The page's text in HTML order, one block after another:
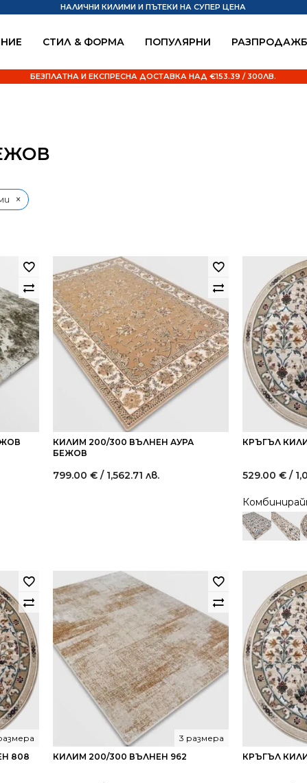
СТИЛ & ФОРМА ПОПУЛЯРНИ
НАЛИЧНИ КИЛИМИ И ПЪТЕКИ НА СУПЕР ЦЕНА
БЕЗПЛАТНА И ЕКСПРЕСНА ДОСТАВКА НАД €153.39 / 300ЛВ.
×
КИЛИМ 200/300 ВЪЛНЕН АУРА
БЕЖОВ
799.00 € / 1,562.71 лв.
КРЪГЪЛ
529.00 € /
808 КИЛИМ 200/300 ВЪЛНЕН 962
3 размера
КРЪГЪЛ